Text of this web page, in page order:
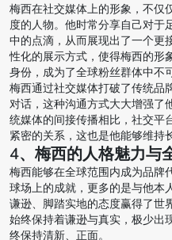
梅西在社交媒体上的形象，不仅
度的人物。他时常分享自己对于
中的点滴，从而展现出了一个更
性化的展示方式，使得梅西的形
身份，成为了全球粉丝群体中不
梅西通过社交媒体打破了传统品
对话，这种沟通方式大大增强了
统媒体的间接传播相比，社交平
紧密的关系，这也是他能够维持
4、梅西的人格魅力与
梅西能够在全球范围内成为品牌
球场上的成就，更多的是与他本
谦逊、脚踏实地的态度赢得了世
始终保持着谦逊与真实，极少出
终保持清新、正面。